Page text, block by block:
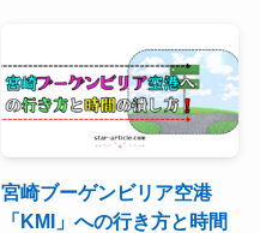
宮崎ブーゲンビリア空港
「KMI」への行き方と時間